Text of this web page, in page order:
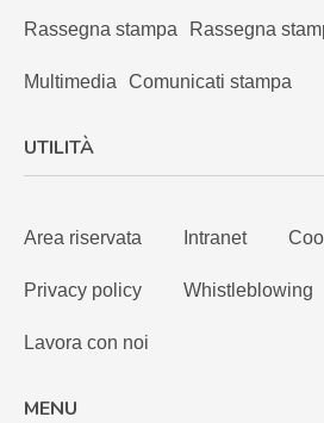
Rassegna stampa Rassegna
Multimedia Comunicati stampa
UTILITÀ
Area riservata Intranet
Privacy policy Whistleblowing
Lavora con noi
MENU